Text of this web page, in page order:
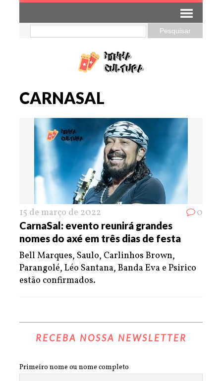
CARNASAL
15 de março de 2022 0
CarnaSal: evento reunirá grandes
nomes do axé em três dias de festa
Bell Marques, Saulo, Carlinhos Brown,
Parangolé, Léo Santana, Banda Eva e Psirico
estão confirmados.
RECEBA NOSSA NEWSLETTER
Primeiro nome ou nome completo